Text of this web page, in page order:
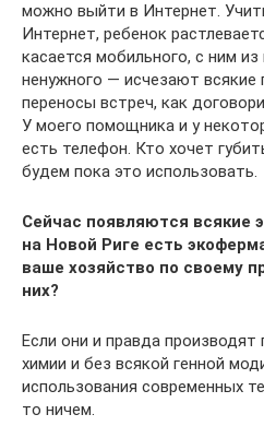
можно выйти в Интернет.
Интернет, ребенок
касается мобильного, с ним
ненужного — исчезают всякие
переносы встреч, как
У моего помощника и у
есть телефон. Кто хочет
будем пока это использовать.
Сейчас появляются всякие
на Новой Риге есть
ваше хозяйство по своему
них?
Если они и правда
химии и без всякой генной
использования современных
то ничем.